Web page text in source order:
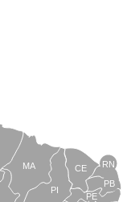
PE
RN
CE
PI
MA
PB